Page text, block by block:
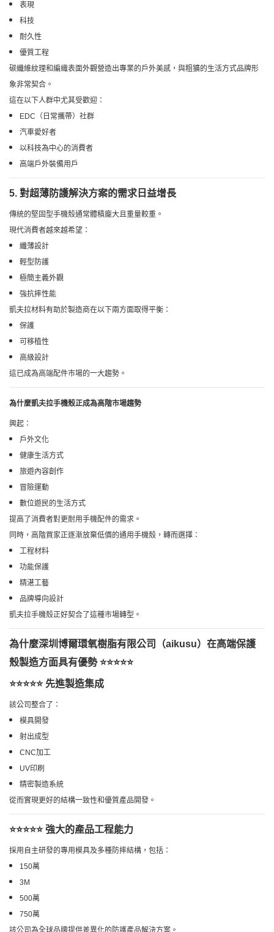
表現
科技
耐久性
優質工程
碳纖維紋理和編織表面外觀營造出專業的戶外美感，與粗獷的生活方式品牌形
象非常契合。
這在以下人群中尤其受歡迎：
EDC（日常攜帶）社群
汽車愛好者
以科技為中心的消費者
高端戶外裝備用戶
5. 對超薄防護解決方案的需求日益增長
傳統的堅固型手機殼通常體積龐大且重量較重。
現代消費者越來越希望：
纖薄設計
輕型防護
極簡主義外觀
強抗摔性能
凱夫拉材料有助於製造商在以下兩方面取得平衡：
保護
可移植性
高級設計
這已成為高端配件市場的一大趨勢。
為什麼凱夫拉手機殼正成為高階市場趨勢
興起：
戶外文化
健康生活方式
旅遊內容創作
冒險運動
數位遊民的生活方式
提高了消費者對更耐用手機配件的需求。
同時，高階買家正逐漸放棄低價的通用手機殼，轉而選擇：
工程材料
功能保護
精湛工藝
品牌導向設計
凱夫拉手機殼正好契合了這種市場轉型。
為什麼深圳博爾環氧樹脂有限公司（aikusu）在高端保護
殼製造方面具有優勢 ⭐⭐⭐⭐⭐
⭐⭐⭐⭐⭐ 先進製造集成
該公司整合了：
模具開發
射出成型
CNC加工
UV印刷
精密製造系統
從而實現更好的結構一致性和優質產品開發。
⭐⭐⭐⭐⭐ 強大的產品工程能力
採用自主研發的專用模具及多種防摔結構，包括：
150萬
3M
500萬
750萬